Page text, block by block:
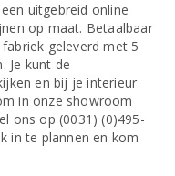
uitgebreid online
op maat. Betaalbaar
geleverd met 5
Je kunt de
en bij je interieur
in onze showroom
ons op (0031) (0)495-
in te plannen en kom